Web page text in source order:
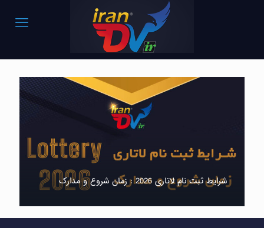
شرایط ثبت نام لاتاری 2026 : زمان شروع و مدارک